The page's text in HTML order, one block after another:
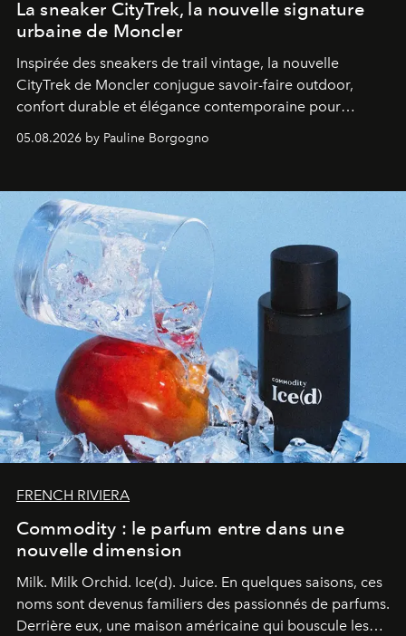
La sneaker CityTrek, la nouvelle signature
urbaine de Moncler
Inspirée des sneakers de trail vintage, la nouvelle
CityTrek de Moncler conjugue savoir-faire outdoor,
confort durable et élégance contemporaine pour
05.08.2026 by Pauline Borgogno
FRENCH RIVIERA
Commodity : le parfum entre dans une
nouvelle dimension
Milk. Milk Orchid. Ice(d). Juice. En quelques saisons, ces
noms sont devenus familiers des passionnés de parfums.
Derrière eux, une maison américaine qui bouscule les